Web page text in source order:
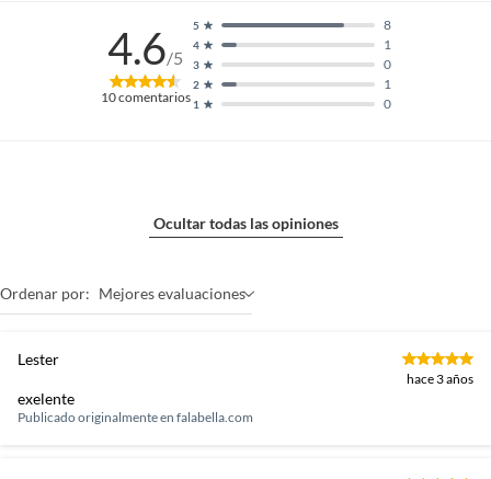
4.6/5
10comentarios 1 0
2 1
3 0
4 1
5 8
Ocultar todas las opiniones
Ordenar por: Mejores evaluaciones
Lester
hace 3 años
exelente
Publicado originalmente en falabella.com